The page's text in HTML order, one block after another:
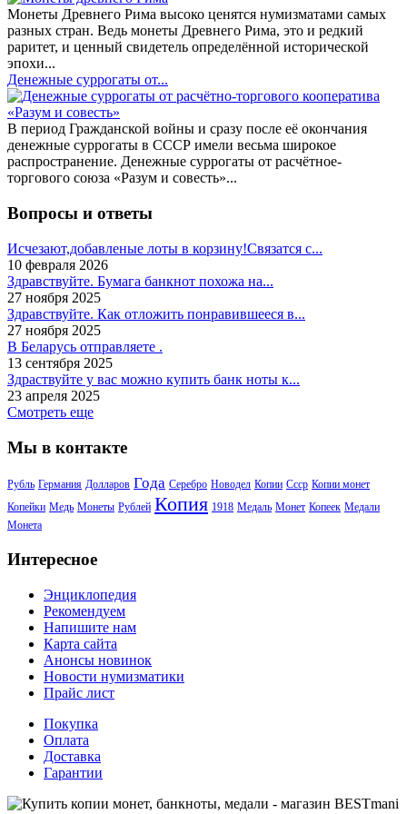
Монеты Древнего Рима высоко ценятся нумизматами самых
разных стран. Ведь монеты Древнего Рима, это и редкий
раритет, и ценный свидетель определённой исторической
эпохи...
Денежные суррогаты от...
В период Гражданской войны и сразу после её окончания
денежные суррогаты в СССР имели весьма широкое
распространение. Денежные суррогаты от расчётное-
торгового союза «Разум и совесть»...
Вопросы и ответы
Исчезают,добавленые лоты в корзину!Связатся с...
10 февраля 2026
Здравствуйте. Бумага банкнот похожа на...
27 ноября 2025
Здравствуйте. Как отложить понравившееся в...
27 ноября 2025
В Беларусь отправляете .
13 сентября 2025
Здраствуйте у вас можно купить банк ноты к...
23 апреля 2025
Смотреть еще
Мы в контакте
Рубль Германия Долларов Года Серебро Новодел Копии Ссср Копии монет
Копейки Медь Монеты Рублей Копия 1918 Медаль Монет Копеек Медали
Монета
Интересное
Энциклопедия
Рекомендуем
Напишите нам
Карта сайта
Анонсы новинок
Новости нумизматики
Прайс лист
Покупка
Оплата
Доставка
Гарантии